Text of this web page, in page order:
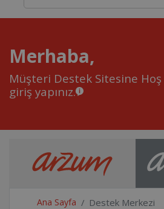
Merhaba,
Müşteri Destek Sitesine
giriş yapınız.
Ana Sayfa Destek Merkezi